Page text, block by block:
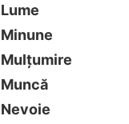
Lume
Minune
Mulțumire
Muncă
Nevoie